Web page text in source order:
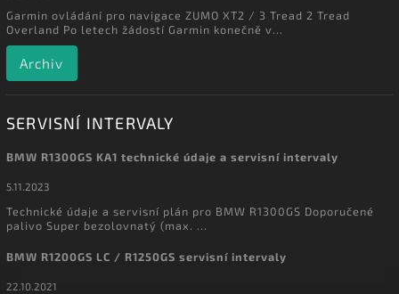
Garmin ovládání pro navigace ZUMO XT2 / 3 Tread 2 Tread
Overland Po letech žádostí Garmin konečně v...
Archiv
SERVISNÍ INTERVALY
BMW R1300GS KA1 technické údaje a servisní intervaly
5.11.2023
Technické údaje a servisní plán pro BMW R1300GS Doporučené
palivo Super bezolovnatý (max. ...
BMW R1200GS LC / R1250GS servisní intervaly
22.10.2021